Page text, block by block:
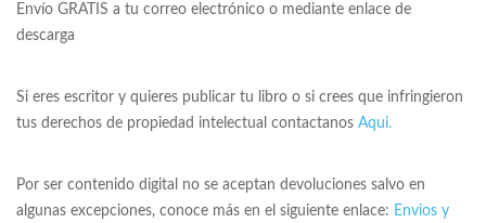
Envío GRATIS a tu correo electrónico o mediante enlace de
descarga
Si eres escritor y quieres publicar tu libro o si crees que infringieron
tus derechos de propiedad intelectual contactanos Aqui.
Por ser contenido digital no se aceptan devoluciones salvo en
algunas excepciones, conoce más en el siguiente enlace: Envios y